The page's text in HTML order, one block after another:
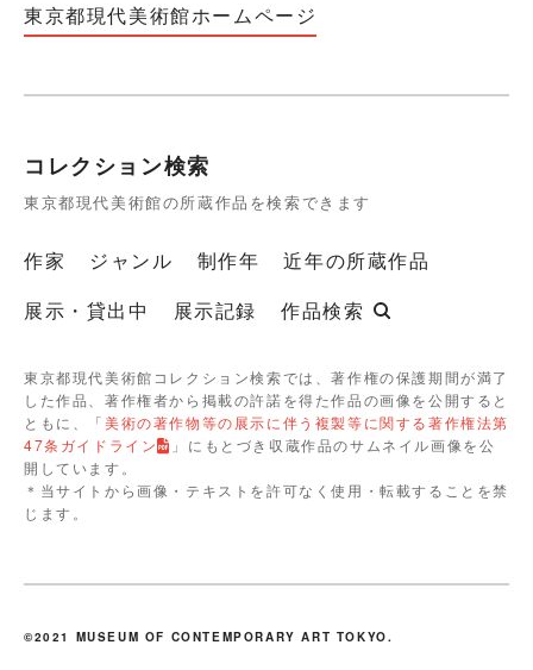
東京都現代美術館ホームページ
コレクション検索
東京都現代美術館の所蔵作品を検索できます
作家 ジャンル 制作年
近年の所蔵作品
展示・貸出中
展示記録 作品検索
東京都現代美術館コレクション検索では、著作権の保護期間が満了
した作品、著作権者から掲載の許諾を得た作品の画像を公開すると
ともに、「美術の著作物等の展示に伴う複製等に関する著作権法第
47条ガイドライン
」にもとづき収蔵作品のサムネイル画像を公
開しています。
＊当サイトから画像・テキストを許可なく使用・転載することを禁
じます。
©2021 MUSEUM OF CONTEMPORARY ART TOKYO.